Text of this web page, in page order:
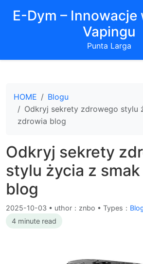
E-Dym – Innowacje
Vapingu
Punta Larga
HOME
Blogu
Odkryj sekrety zdrowego stylu
zdrowia blog
Odkryj sekrety
stylu życia z
blog
2025-10-03 • uthor：znbo • Types：
4 minute read